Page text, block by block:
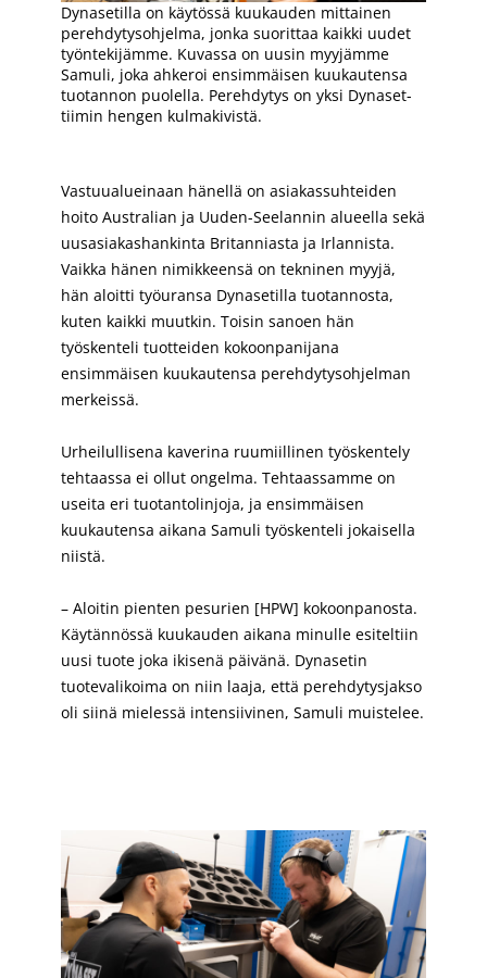
Dynasetilla on käytössä kuukauden mittainen
perehdytysohjelma, jonka suorittaa kaikki uudet
työntekijämme. Kuvassa on uusin myyjämme
Samuli, joka ahkeroi ensimmäisen kuukautensa
tuotannon puolella. Perehdytys on yksi Dynaset-
tiimin hengen kulmakivistä.
Vastuualueinaan hänellä on asiakassuhteiden
hoito Australian ja Uuden-Seelannin alueella sekä
uusasiakashankinta Britanniasta ja Irlannista.
Vaikka hänen nimikkeensä on tekninen myyjä,
hän aloitti työuransa Dynasetilla tuotannosta,
kuten kaikki muutkin. Toisin sanoen hän
työskenteli tuotteiden kokoonpanijana
ensimmäisen kuukautensa perehdytysohjelman
merkeissä.
Urheilullisena kaverina ruumiillinen työskentely
tehtaassa ei ollut ongelma. Tehtaassamme on
useita eri tuotantolinjoja, ja ensimmäisen
kuukautensa aikana Samuli työskenteli jokaisella
niistä.
– Aloitin pienten pesurien [HPW] kokoonpanosta.
Käytännössä kuukauden aikana minulle esiteltiin
uusi tuote joka ikisenä päivänä. Dynasetin
tuotevalikoima on niin laaja, että perehdytysjakso
oli siinä mielessä intensiivinen, Samuli muistelee.